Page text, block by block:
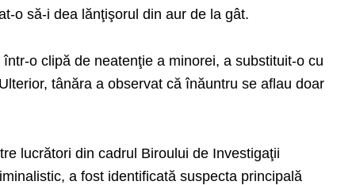
o să-i dea lănţişorul din aur de la gât.
o clipă de neatenţie a minorei, a substituit-o cu
tânăra a observat că înăuntru se aflau doar
lucrători din cadrul Biroului de Investigaţii
a fost identificată suspecta principală